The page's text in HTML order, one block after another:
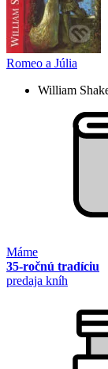
Romeo a Júlia
William
Máme
35-ročnú tradíciu
predaja kníh